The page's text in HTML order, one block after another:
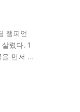
챔피언
렸다. 1
먼저 뽑